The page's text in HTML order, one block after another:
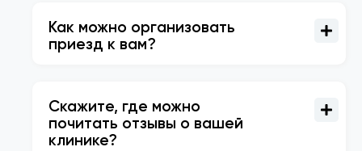
Как можно организовать
приезд к вам?
Скажите, где можно
почитать отзывы о вашей
клинике?